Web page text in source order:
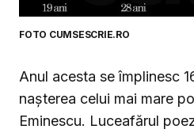
FOTO CUMSESCRIE.RO
Anul acesta se împlinesc
nașterea celui mai mare
Eminescu. Luceafărul